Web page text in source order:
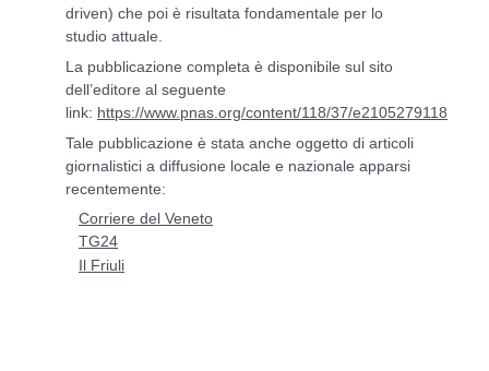
driven) che poi è risultata fondamentale per lo
studio attuale.
La pubblicazione completa è disponibile sul sito
dell’editore al seguente
link: https://www.pnas.org/content/118/37/e2105279118
Tale pubblicazione è stata anche oggetto di articoli
giornalistici a diffusione locale e nazionale apparsi
recentemente:
Corriere del Veneto
TG24
Il Friuli